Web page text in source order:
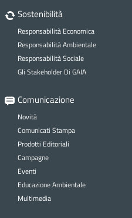
Sostenibilità
Responsabilità Economica
Responsabilità Ambientale
Responsabilità Sociale
Gli Stakeholder Di GAIA
Comunicazione
Novità
Comunicati Stampa
Prodotti Editoriali
Campagne
Eventi
Educazione Ambientale
Multimedia